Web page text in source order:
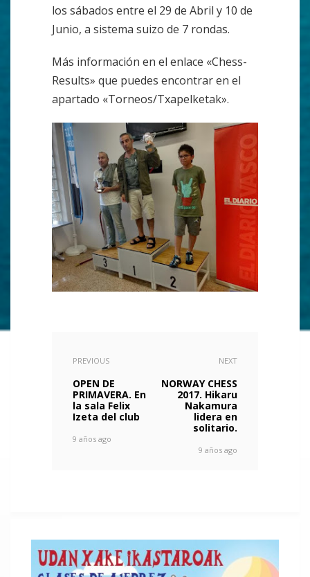
los sábados entre el 29 de Abril y 10 de
Junio, a sistema suizo de 7 rondas.
Más información en el enlace «Chess-
Results» que puedes encontrar en el
apartado «Torneos/Txapelketak».
PREVIOUS
OPEN DE
PRIMAVERA. En
la sala Felix
Izeta del club
9 años ago
NEXT
NORWAY CHESS
2017. Hikaru
Nakamura
lidera en
solitario.
9 años ago